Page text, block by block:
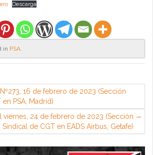
Descarga
in PSA.
16 de febrero de 2023 (Sección
PSA, Madrid)
viernes, 24 de febrero de 2023 (Sección
Sindical de CGT en EADS Airbus, Getafe)